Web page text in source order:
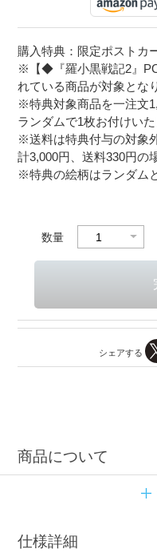
購入特典：限定ポストカ
※【◆『羅小黒戦記2』
れている商品が対象とな
※特典対象商品を一注文
ランダムで1枚お付けいた
※送料は特典付与の対象
計3,000円、送料330円の
※特典の絵柄はランダム
数量
シェアする
商品について
仕様詳細